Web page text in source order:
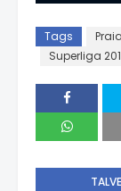
Tags
Superliga